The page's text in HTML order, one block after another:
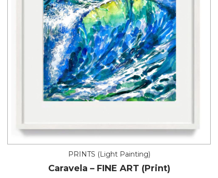
PRINTS (Light Painting)
Caravela – FINE ART (Print)